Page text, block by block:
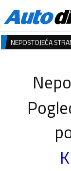
NEPOSTOJEĆA